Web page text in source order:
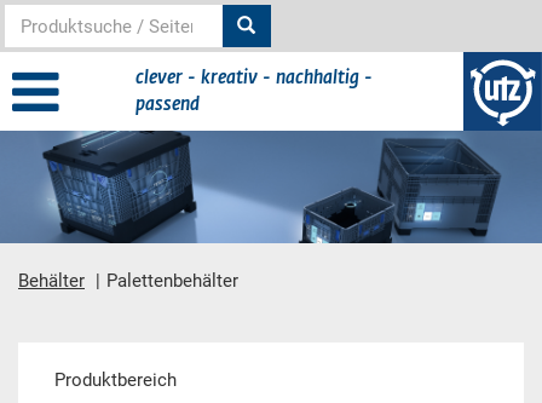
clever - kreativ - nachhaltig -
passend
Behälter Palettenbehälter
Hauptinhalt
Produktbereich